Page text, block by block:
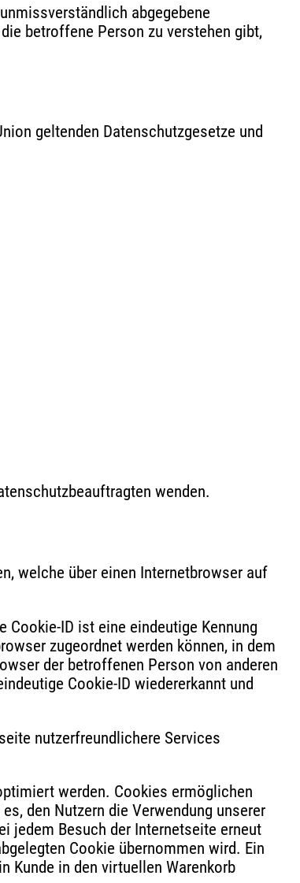
abgegebene
betroffene Person zu verstehen gibt,
geltenden Datenschutzgesetze und
wenden.
welche über einen Internetbrowser auf
Cookie-ID ist eine eindeutige Kennung
zugeordnet werden können, in dem
der betroffenen Person von anderen
Cookie-ID wiedererkannt und
nutzerfreundlichere Services
werden. Cookies ermöglichen
den Nutzern die Verwendung unserer
jedem Besuch der Internetseite erneut
Cookie übernommen wird. Ein
Kunde in den virtuellen Warenkorb